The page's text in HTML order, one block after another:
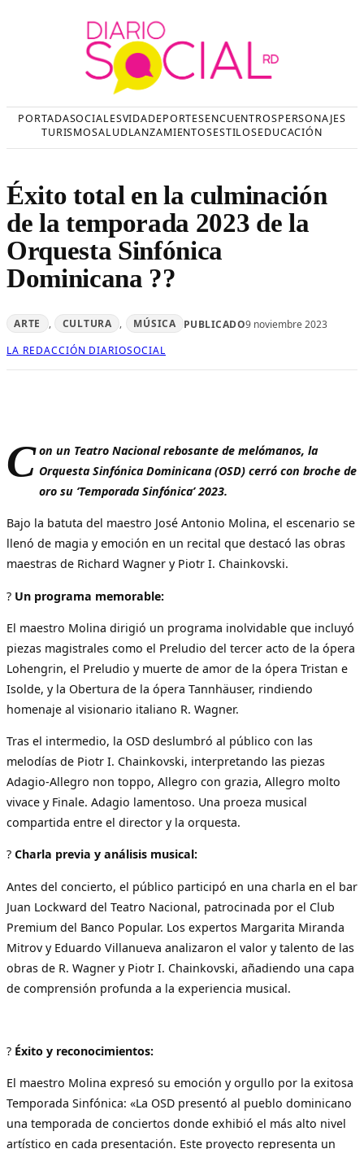
PORTADASOCIALESVIDADEPORTESENCUENTROSPERSONAJES
TURISMOSALUDLANZAMIENTOSESTILOSEDUCACIÓN
Éxito total en la culminación
de la temporada 2023 de la
Orquesta Sinfónica
Dominicana ??
ARTE , CULTURA , MÚSICA PUBLICADO9 noviembre 2023
LA REDACCIÓN DIARIOSOCIAL
C on un Teatro Nacional rebosante de melómanos, la
Orquesta Sinfónica Dominicana (OSD) cerró con broche de
oro su ‘Temporada Sinfónica’ 2023.
Bajo la batuta del maestro José Antonio Molina, el escenario se
llenó de magia y emoción en un recital que destacó las obras
maestras de Richard Wagner y Piotr I. Chainkovski.
? Un programa memorable:
El maestro Molina dirigió un programa inolvidable que incluyó
piezas magistrales como el Preludio del tercer acto de la ópera
Lohengrin, el Preludio y muerte de amor de la ópera Tristan e
Isolde, y la Obertura de la ópera Tannhäuser, rindiendo
homenaje al visionario italiano R. Wagner.
Tras el intermedio, la OSD deslumbró al público con las
melodías de Piotr I. Chainkovski, interpretando las piezas
Adagio-Allegro non toppo, Allegro con grazia, Allegro molto
vivace y Finale. Adagio lamentoso. Una proeza musical
compartida entre el director y la orquesta.
? Charla previa y análisis musical:
Antes del concierto, el público participó en una charla en el bar
Juan Lockward del Teatro Nacional, patrocinada por el Club
Premium del Banco Popular. Los expertos Margarita Miranda
Mitrov y Eduardo Villanueva analizaron el valor y talento de las
obras de R. Wagner y Piotr I. Chainkovski, añadiendo una capa
de comprensión profunda a la experiencia musical.
? Éxito y reconocimientos:
El maestro Molina expresó su emoción y orgullo por la exitosa
Temporada Sinfónica: «La OSD presentó al pueblo dominicano
una temporada de conciertos donde exhibió el más alto nivel
artístico en cada presentación. Este proyecto representa un